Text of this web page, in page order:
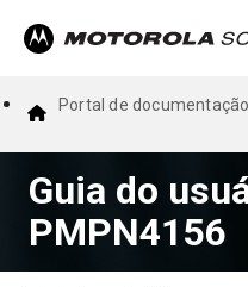
Portal de
Guia do
PMPN4156